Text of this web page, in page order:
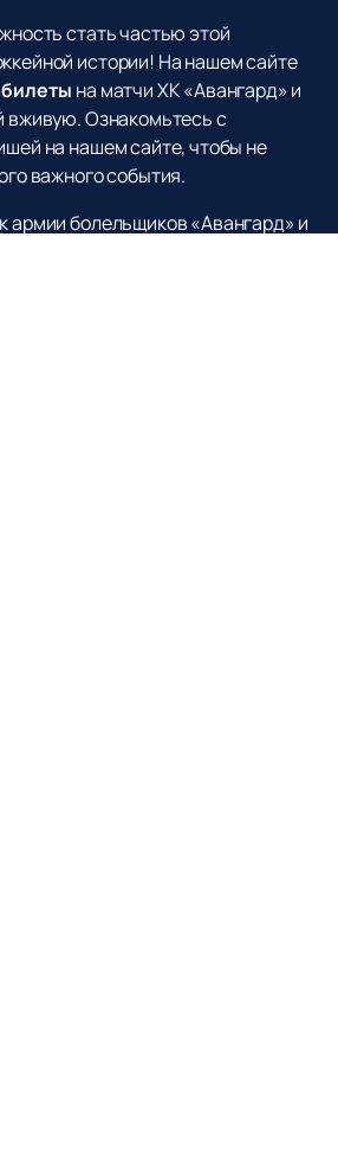
стать частью этой
истории! На нашем сайте
на матчи ХК «Авангард» и
вживую. Ознакомьтесь с
на нашем сайте, чтобы не
важного события.
армии болельщиков «Авангард» и